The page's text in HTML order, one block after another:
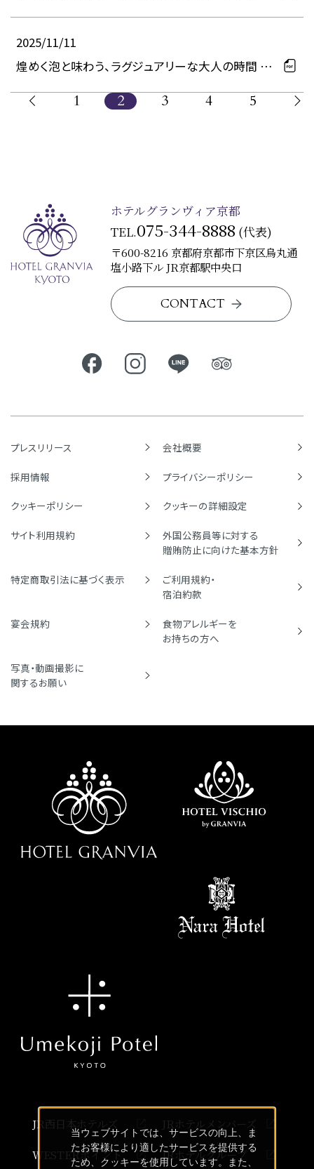
ング開催のお知らせ
2025/11/11
煌めく泡と味わう、ラグジュアリーな⼤⼈の時間 フ
しむ Soirée de CHAMPAGNE TAITTINGER 開催
1 2 3 4 5
ホテルグランヴィア京都
TEL.075-344-8888 (代表)
〒600-8216 京都府京都市下京区烏丸通
塩小路下ル JR京都駅中央口
CONTACT
プレスリリース 会社概要
採用情報 プライバシーポリシー
クッキーポリシー クッキーの詳細設定
サイト利用規約
外国公務員等に対する
贈賄防止に向けた基本方針
特定商取引法に基づく表示
ご利用規約・
宿泊約款
宴会規約
食物アレルギーを
お持ちの方へ
写真・動画撮影に
関するお願い
JR西日本ホテルズ
JRホテルメンバーズ
WESTERポイント
JRホテルグループ
当ウェブサイトでは、サービスの向上、ま
たお客様により適したサービスを提供する
ため、クッキーを使用しています。また、